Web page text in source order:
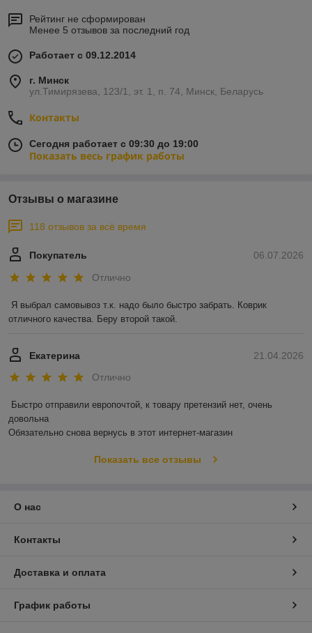
Рейтинг не сформирован
Менее 5 отзывов за последний год
Работает с 09.12.2014
г. Минск
ул.Тимирязева, 123/1, эт. 1, п. 74, Минск, Беларусь
Контакты
Сегодня работает с 09:30 до 19:00
Показать весь график работы
Отзывы о магазине
118 отзывов за всё время
06.07.2026
Покупатель
Отлично
Я выбрал самовывоз т.к. надо было быстро забрать. Коврик
отличного качества. Беру второй такой.
21.04.2026
Екатерина
Отлично
Быстро отправили европочтой, к товару претензий нет, очень
довольна
Обязательно снова вернусь в этот интернет-магазин
Показать все отзывы
О нас
Контакты
Доставка и оплата
График работы